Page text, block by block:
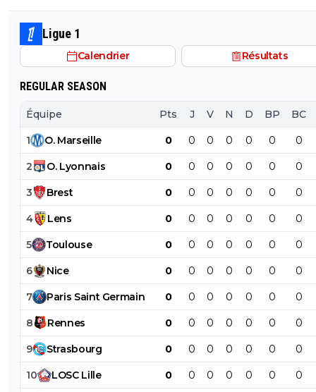
monde depuis 2 ans et progresser aux côtés de L.E
de mecs prodigieux !
Ligue 1
Calendrier Résultats
REGULAR SEASON
Équipe Pts J V N D BP BC
1 O. Marseille 0 0 0 0 0 0 0
2 O. Lyonnais 0 0 0 0 0 0 0
3 Brest 0 0 0 0 0 0 0
4 Lens 0 0 0 0 0 0 0
5 Toulouse 0 0 0 0 0 0 0
6 Nice 0 0 0 0 0 0 0
7 Paris Saint Germain 0 0 0 0 0 0 0
8 Rennes 0 0 0 0 0 0 0
9 Strasbourg 0 0 0 0 0 0 0
10 LOSC Lille 0 0 0 0 0 0 0